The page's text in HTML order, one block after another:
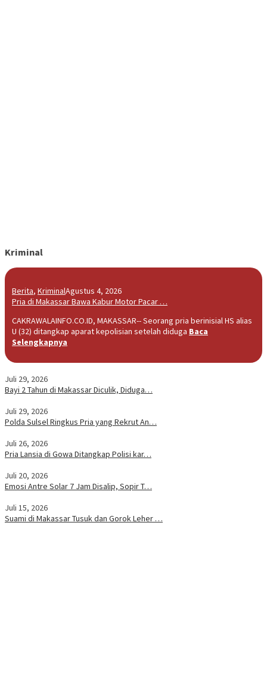
Kriminal
Berita, KriminalAgustus 4, 2026
Pria di Makassar Bawa Kabur Motor Pacar …
CAKRAWALAINFO.CO.ID, MAKASSAR-- Seorang pria berinisial HS alias
U (32) ditangkap aparat kepolisian setelah diduga Baca
Selengkapnya
Juli 29, 2026
Bayi 2 Tahun di Makassar Diculik, Diduga…
Juli 29, 2026
Polda Sulsel Ringkus Pria yang Rekrut An…
Juli 26, 2026
Pria Lansia di Gowa Ditangkap Polisi kar…
Juli 20, 2026
Emosi Antre Solar 7 Jam Disalip, Sopir T…
Juli 15, 2026
Suami di Makassar Tusuk dan Gorok Leher …